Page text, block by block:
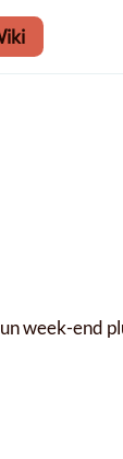
week-end